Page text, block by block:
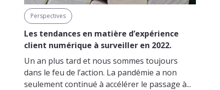
Perspectives
Les tendances en matière d’expérience
client numérique à surveiller en 2022.
Un an plus tard et nous sommes toujours
dans le feu de l’action. La pandémie a non
seulement continué à accélérer le passage à...